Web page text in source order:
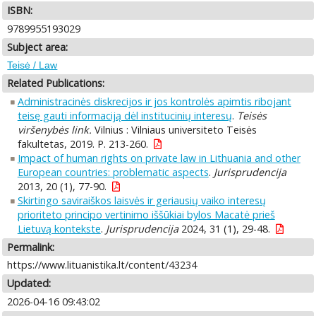
ISBN:
9789955193029
Subject area:
Teisė / Law
Related Publications:
Administracinės diskrecijos ir jos kontrolės apimtis ribojant
teisę gauti informaciją dėl institucinių interesų. Teisės
viršenybės link. Vilnius : Vilniaus universiteto Teisės
fakultetas, 2019. P. 213-260.
Impact of human rights on private law in Lithuania and other
European countries: problematic aspects. Jurisprudencija
2013, 20 (1), 77-90.
Skirtingo saviraiškos laisvės ir geriausių vaiko interesų
prioriteto principo vertinimo iššūkiai bylos Macatė prieš
Lietuvą kontekste. Jurisprudencija2024, 31 (1), 29-48.
Permalink:
https://www.lituanistika.lt/content/43234
Updated:
2026-04-16 09:43:02